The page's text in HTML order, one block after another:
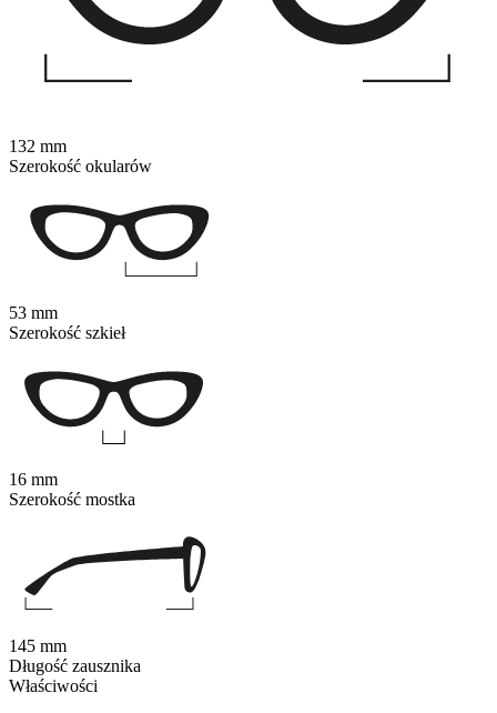
Właściwości
132 mm
Szerokość okularów
53 mm
Szerokość szkieł
16 mm
Szerokość mostka
145 mm
Długość zausznika